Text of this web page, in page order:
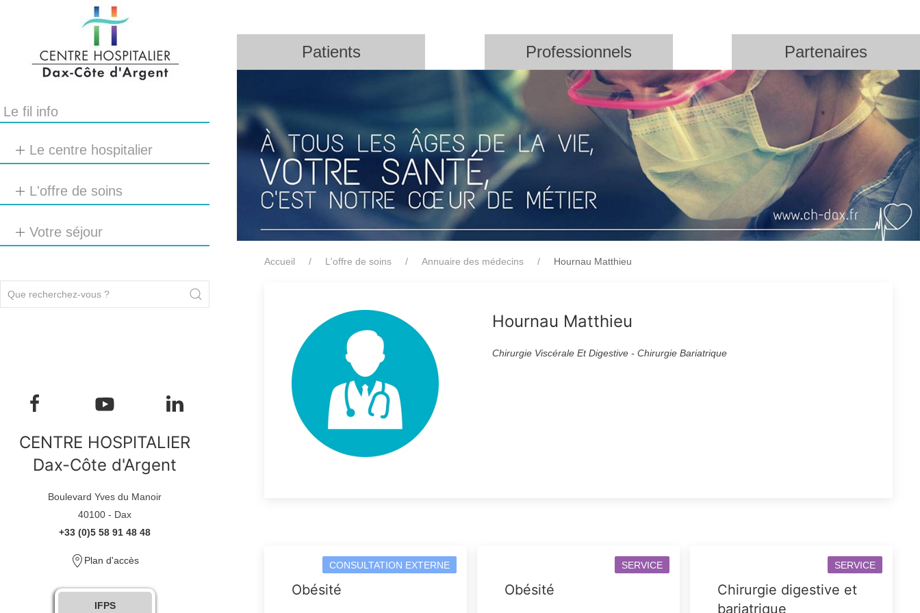
Le fil info
Le centre hospitalier
L'offre de soins
Votre séjour
CENTRE HOSPITALIER
Dax-Côte d'Argent
Boulevard Yves du Manoir
40100 - Dax
+33 (0)5 58 91 48 48
Plan d'accès
IFPS
Patients Professionnels Partenaires
Accueil L'offre de soins Annuaire des médecins Hournau Matthieu
Hournau Matthieu
Chirurgie Viscérale Et Digestive - Chirurgie Bariatrique
CONSULTATION EXTERNE
Obésité
SERVICE
Obésité
SERVICE
Chirurgie digestive et
bariatrique